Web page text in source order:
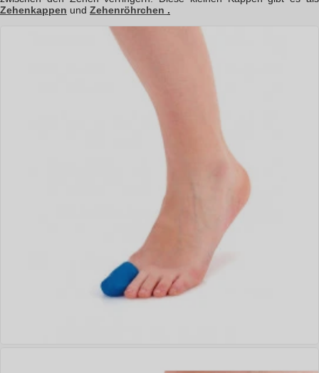
Zehenkappen und Zehenröhrchen .